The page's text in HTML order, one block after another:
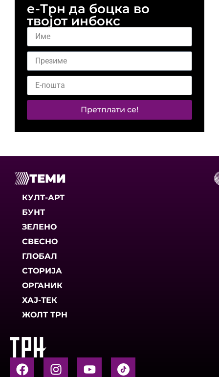
е-Трн да боцка во
твојот инбокс
Претплати се!
ТЕМИ
КУЛТ-АРТ
БУНТ
ЗЕЛЕНО
СВЕСНО
ГЛОБАЛ
СТОРИЈА
ОРГАНИК
ХАЈ-ТЕК
ЖОЛТ ТРН